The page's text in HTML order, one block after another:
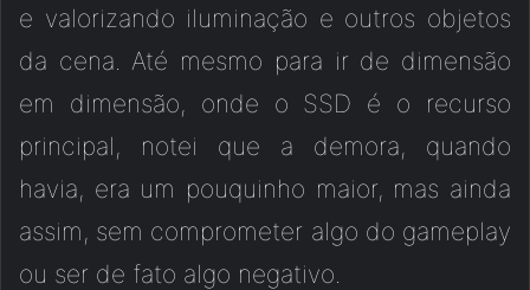
e valorizando iluminação e outros objetos
da cena. Até mesmo para ir de dimensão
em dimensão, onde o SSD é o recurso
principal, notei que a demora, quando
havia, era um pouquinho maior, mas ainda
assim, sem comprometer algo do gameplay
ou ser de fato algo negativo.